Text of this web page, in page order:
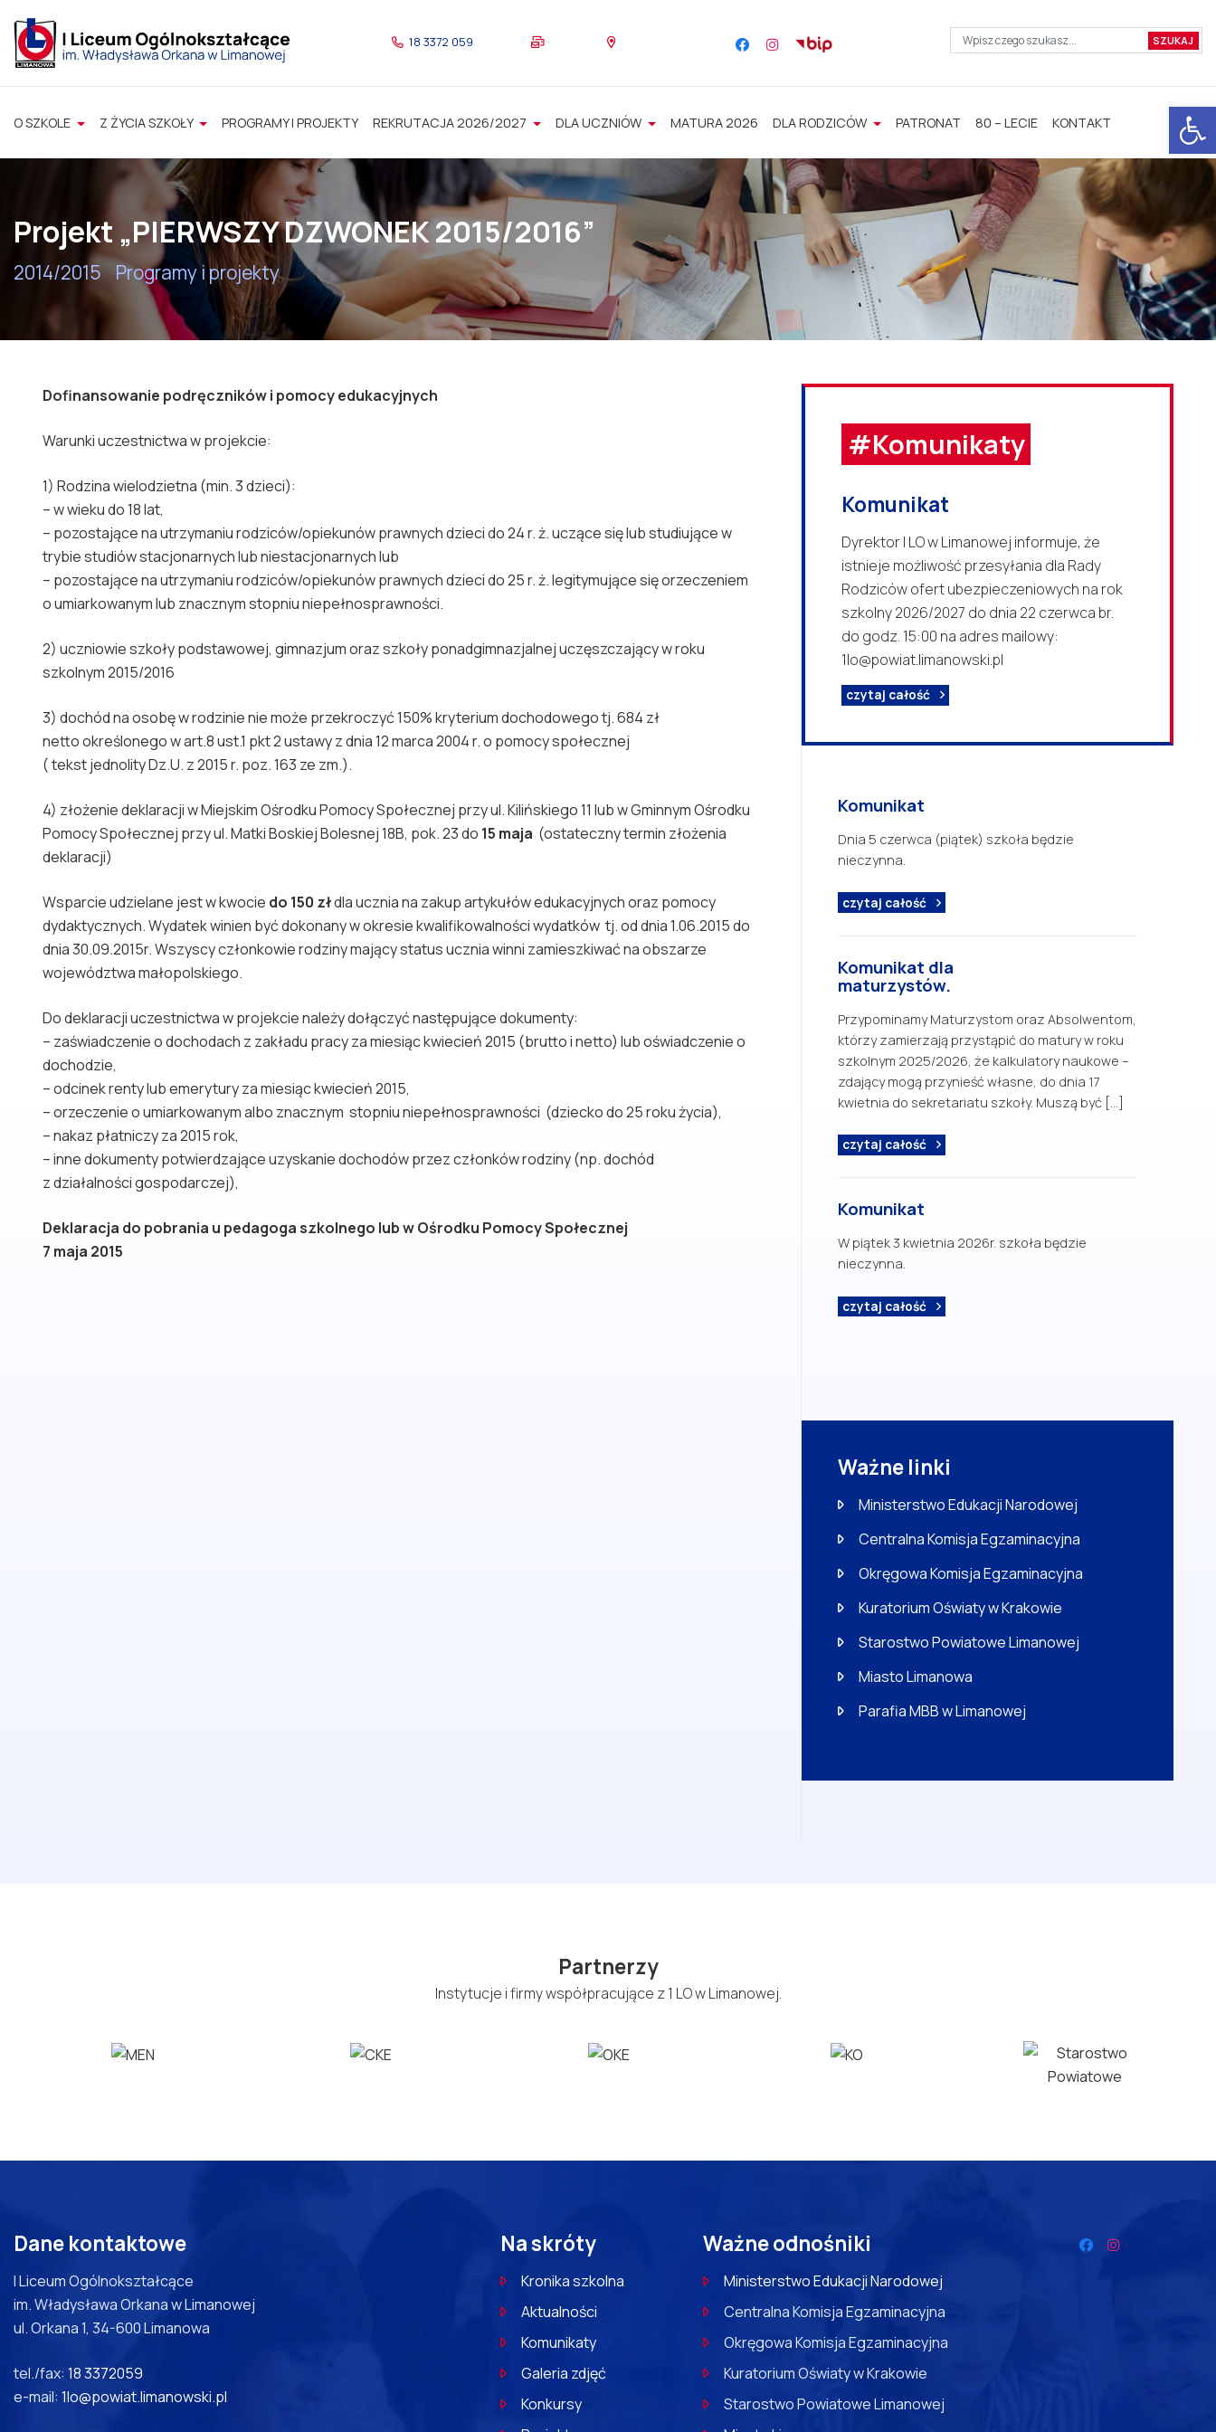
18 3372 059
O SZKOLE Z ŻYCIA SZKOŁY PROGRAMY I PROJEKTY REKRUTACJA 2026/2027 DLA UCZNIÓW MATURA 2026 DLA RODZICÓW PATRONAT 80 – LECIE KONTAKT
Projekt „PIERWSZY DZWONEK 2015/2016”
2014/2015 Programy i projekty
Dofinansowanie podręczników i pomocy edukacyjnych
Warunki uczestnictwa w projekcie:
1) Rodzina wielodzietna (min. 3 dzieci):
– w wieku do 18 lat,
– pozostające na utrzymaniu rodziców/opiekunów prawnych dzieci do 24 r. ż. uczące się lub studiujące w
trybie studiów stacjonarnych lub niestacjonarnych lub
– pozostające na utrzymaniu rodziców/opiekunów prawnych dzieci do 25 r. ż. legitymujące się orzeczeniem
o umiarkowanym lub znacznym stopniu niepełnosprawności.
2) uczniowie szkoły podstawowej, gimnazjum oraz szkoły ponadgimnazjalnej uczęszczający w roku
szkolnym 2015/2016
3) dochód na osobę w rodzinie nie może przekroczyć 150% kryterium dochodowego tj. 684 zł
netto określonego w art.8 ust.1 pkt 2 ustawy z dnia 12 marca 2004 r. o pomocy społecznej
( tekst jednolity Dz.U. z 2015 r. poz. 163 ze zm.).
4) złożenie deklaracji w Miejskim Ośrodku Pomocy Społecznej przy ul. Kilińskiego 11 lub w Gminnym Ośrodku
Pomocy Społecznej przy ul. Matki Boskiej Bolesnej 18B, pok. 23 do 15 maja (ostateczny termin złożenia
deklaracji)
Wsparcie udzielane jest w kwocie do 150 złdla ucznia na zakup artykułów edukacyjnych oraz pomocy
dydaktycznych. Wydatek winien być dokonany w okresie kwalifikowalności wydatków tj. od dnia 1.06.2015 do
dnia 30.09.2015r. Wszyscy członkowie rodziny mający status ucznia winni zamieszkiwać na obszarze
województwa małopolskiego.
Do deklaracji uczestnictwa w projekcie należy dołączyć następujące dokumenty:
– zaświadczenie o dochodach z zakładu pracy za miesiąc kwiecień 2015 (brutto i netto) lub oświadczenie o
dochodzie,
– odcinek renty lub emerytury za miesiąc kwiecień 2015,
– orzeczenie o umiarkowanym albo znacznym stopniu niepełnosprawności (dziecko do 25 roku życia),
– nakaz płatniczy za 2015 rok,
– inne dokumenty potwierdzające uzyskanie dochodów przez członków rodziny (np. dochód
z działalności gospodarczej),
Deklaracja do pobrania u pedagoga szkolnego lub w Ośrodku Pomocy Społecznej
7 maja 2015
#Komunikaty
Komunikat
Dyrektor I LO w Limanowej informuje, że
istnieje możliwość przesyłania dla Rady
Rodziców ofert ubezpieczeniowych na rok
szkolny 2026/2027 do dnia 22 czerwca br.
do godz. 15:00 na adres mailowy:
1lo@powiat.limanowski.pl
czytaj całość
Komunikat
Dnia 5 czerwca (piątek) szkoła będzie
nieczynna.
czytaj całość
Komunikat dla
maturzystów.
Przypominamy Maturzystom oraz Absolwentom,
którzy zamierzają przystąpić do matury w roku
szkolnym 2025/2026, że kalkulatory naukowe –
zdający mogą przynieść własne, do dnia 17
kwietnia do sekretariatu szkoły. Muszą być […]
czytaj całość
Komunikat
W piątek 3 kwietnia 2026r. szkoła będzie
nieczynna.
czytaj całość
Ważne linki
Ministerstwo Edukacji Narodowej
Centralna Komisja Egzaminacyjna
Okręgowa Komisja Egzaminacyjna
Kuratorium Oświaty w Krakowie
Starostwo Powiatowe Limanowej
Miasto Limanowa
Parafia MBB w Limanowej
Partnerzy
Instytucje i firmy współpracujące z 1 LO w Limanowej.
Dane kontaktowe
I Liceum Ogólnokształcące
im. Władysława Orkana w Limanowej
ul. Orkana 1, 34-600 Limanowa
tel./fax: 18 3372059
e-mail: 1lo@powiat.limanowski.pl
Na skróty
Kronika szkolna
Aktualności
Komunikaty
Galeria zdjęć
Konkursy
Ważne odnośniki
Ministerstwo Edukacji Narodowej
Centralna Komisja Egzaminacyjna
Okręgowa Komisja Egzaminacyjna
Kuratorium Oświaty w Krakowie
Starostwo Powiatowe Limanowej